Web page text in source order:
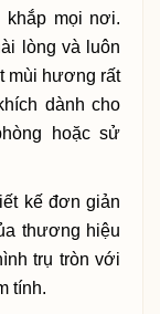
mọi nơi.
lòng và luôn
mùi hương rất
dành cho
hoặc sử
kế đơn giản
thương hiệu
trụ tròn với
tính.